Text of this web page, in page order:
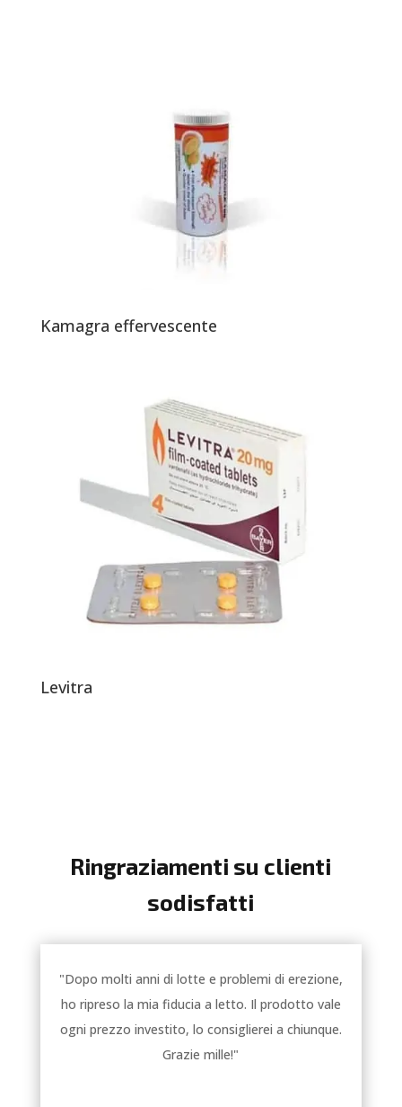
Kamagra effervescente
Levitra
Ringraziamenti su clienti
sodisfatti
"Dopo molti anni di lotte e problemi di erezione,
ho ripreso la mia fiducia a letto. Il prodotto vale
ogni prezzo investito, lo consiglierei a chiunque.
Grazie mille!"